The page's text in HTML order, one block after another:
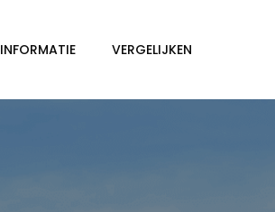
INFORMATIE VERGELIJKEN